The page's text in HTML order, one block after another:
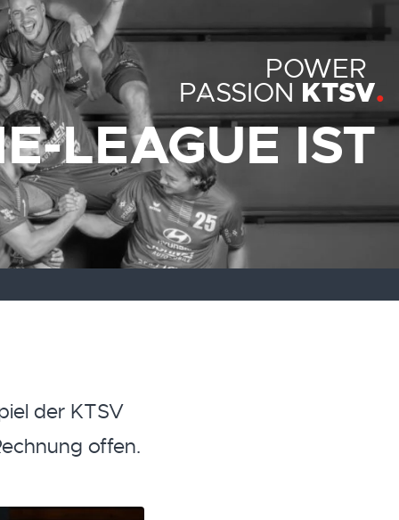
POWER
PASSION KTSV
LEAGUE IST
der KTSV
offen.